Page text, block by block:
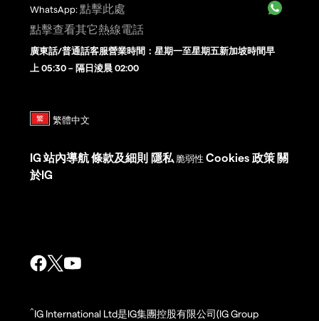
WhatsApp: 點擊此處
點擊查看其它熱線電話
廣東話/普通話客服營業時間：星期一至星期五新加坡時間早
上 05:30 – 隔日淩晨 02:00
IG 站內導航條款及細則 隱私 脆弱性 Cookies 政策 關
於IG
^IG International Ltd是IG集團控股有限公司(IG Group